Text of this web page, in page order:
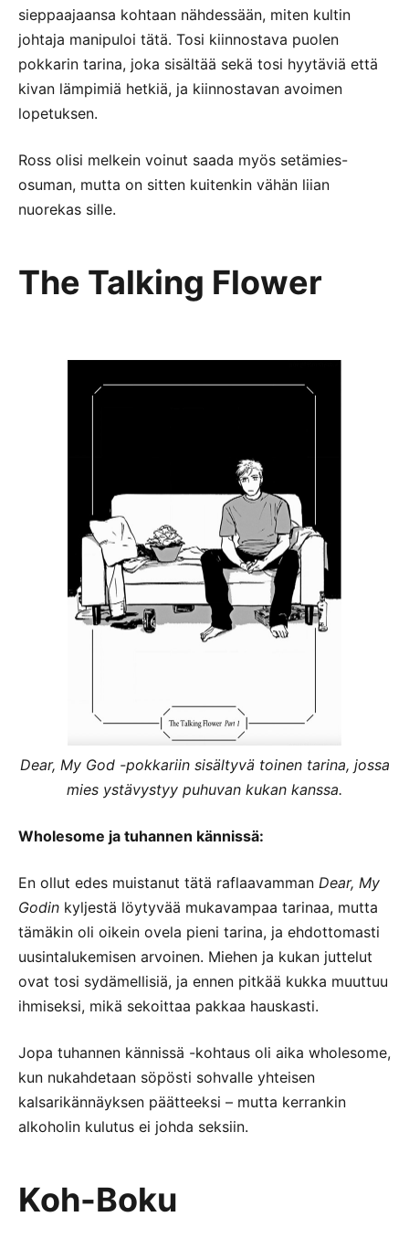
sieppaajaansa kohtaan nähdessään, miten kultin
johtaja manipuloi tätä. Tosi kiinnostava puolen
pokkarin tarina, joka sisältää sekä tosi hyytäviä että
kivan lämpimiä hetkiä, ja kiinnostavan avoimen
lopetuksen.
Ross olisi melkein voinut saada myös setämies-
osuman, mutta on sitten kuitenkin vähän liian
nuorekas sille.
The Talking Flower
Dear, My God -pokkariin sisältyvä toinen tarina, jossa
mies ystävystyy puhuvan kukan kanssa.
Wholesome ja tuhannen kännissä:
En ollut edes muistanut tätä raflaavamman Dear, My
Godin kyljestä löytyvää mukavampaa tarinaa, mutta
tämäkin oli oikein ovela pieni tarina, ja ehdottomasti
uusintalukemisen arvoinen. Miehen ja kukan juttelut
ovat tosi sydämellisiä, ja ennen pitkää kukka muuttuu
ihmiseksi, mikä sekoittaa pakkaa hauskasti.
Jopa tuhannen kännissä -kohtaus oli aika wholesome,
kun nukahdetaan söpösti sohvalle yhteisen
kalsarikännäyksen päätteeksi – mutta kerrankin
alkoholin kulutus ei johda seksiin.
Koh-Boku